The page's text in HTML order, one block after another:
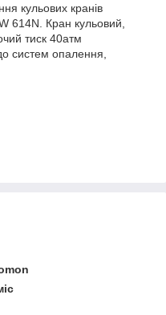
кульових кранів
614N.
Кран кульовий,
тиск 40атм
систем опалення,